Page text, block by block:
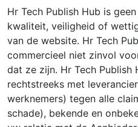
Hr Tech Publish Hub is
kwaliteit, veiligheid of
van de website. Hr Tech
commercieel niet zinvol
dat ze zijn. Hr Tech
rechtstreeks met
werknemers) tegen alle
schade), bekende en